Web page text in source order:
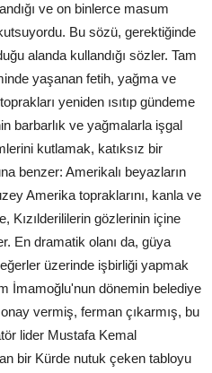
ve on binlerce masum
Bu sözü, gerektiğinde
alanda kullandığı sözler. Tam
yaşanan fetih, yağma ve
yeniden ısıtıp gündeme
barbarlık ve yağmalarla işgal
kutlamak, katıksız bir
benzer: Amerikalı beyazların
Amerika topraklarını, kanla ve
Kızılderililerin gözlerinin içine
En dramatik olanı da, güya
üzerinde işbirliği yapmak
İmamoğlu'nun dönemin belediye
vermiş, ferman çıkarmış, bu
lider Mustafa Kemal
bir Kürde nutuk çeken tabloyu